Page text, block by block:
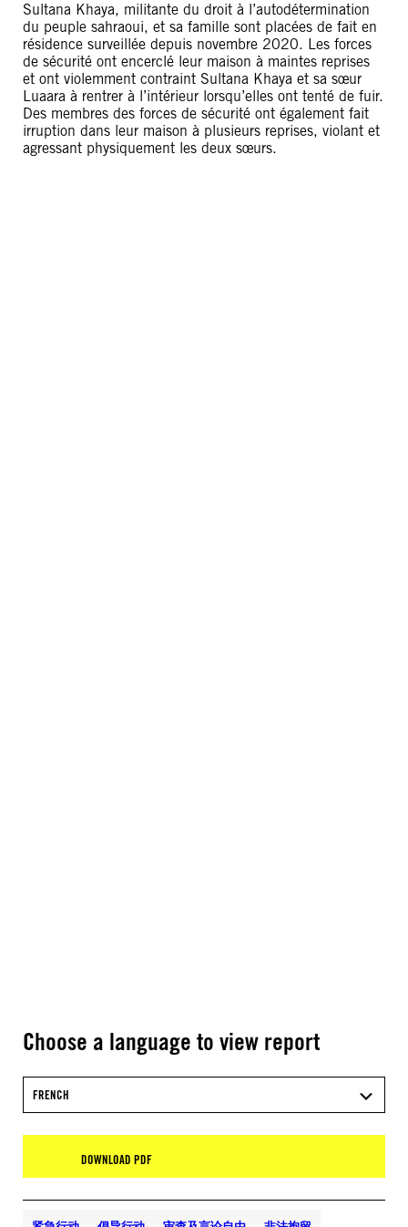
Sultana Khaya, militante du droit à l’autodétermination
du peuple sahraoui, et sa famille sont placées de fait en
résidence surveillée depuis novembre 2020. Les forces
de sécurité ont encerclé leur maison à maintes reprises
et ont violemment contraint Sultana Khaya et sa sœur
Luaara à rentrer à l’intérieur lorsqu’elles ont tenté de fuir.
Des membres des forces de sécurité ont également fait
irruption dans leur maison à plusieurs reprises, violant et
agressant physiquement les deux sœurs.
Choose a language to view report
FRENCH
DOWNLOAD PDF